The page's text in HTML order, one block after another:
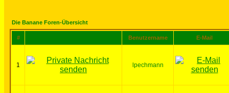
Die Banane Foren-Übersicht
# Benutzername E-Mail
1 lpechmann